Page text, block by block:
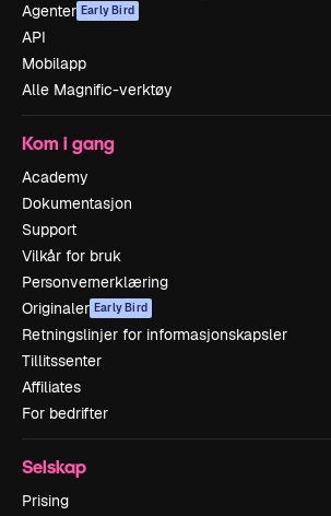
Agenter Early Bird
API
Mobilapp
Alle Magnific-verktøy
Kom i gang
Academy
Dokumentasjon
Support
Vilkår for bruk
Personvernerklæring
Originaler Early Bird
Retningslinjer for informasjonskapsler
Tillitssenter
Affiliates
For bedrifter
Selskap
Prising